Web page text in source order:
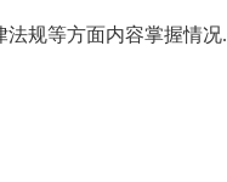
规等方面内容掌握情况.